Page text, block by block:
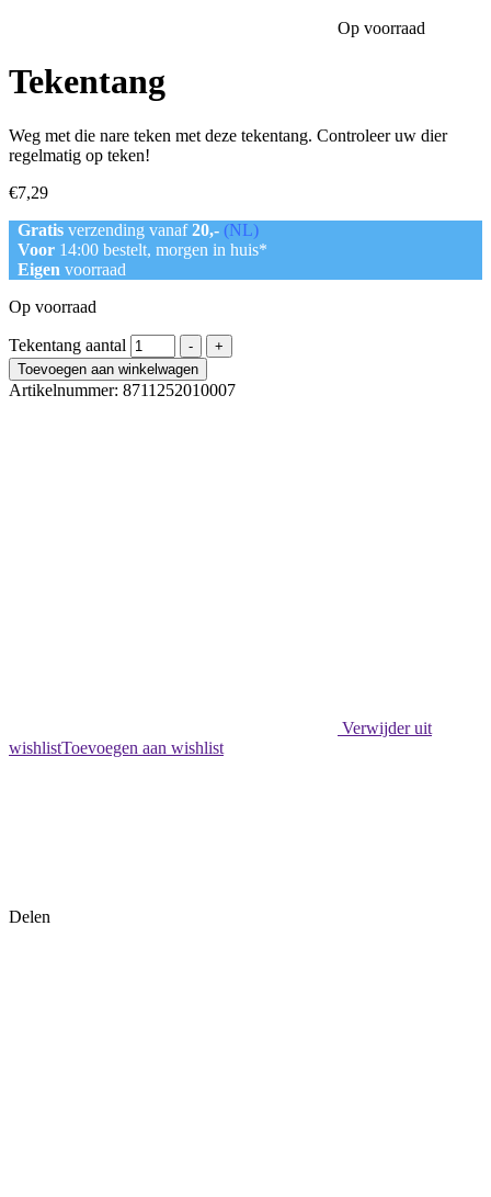
Op voorraad
Tekentang
Weg met die nare teken met deze tekentang. Controleer uw dier
regelmatig op teken!
€7,29
Gratis verzending vanaf20,- (NL)
Voor 14:00 bestelt, morgen in huis*
Eigen voorraad
Op voorraad
Tekentang aantal -
+
Toevoegen aan winkelwagen
Artikelnummer: 8711252010007
Verwijder uit
wishlistToevoegen aan wishlist
Delen